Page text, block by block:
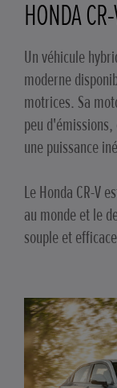
HONDA
Un véhicule
moderne
motrices. Sa
peu
une puissance
Le Honda CR-V
au monde et le
souple et